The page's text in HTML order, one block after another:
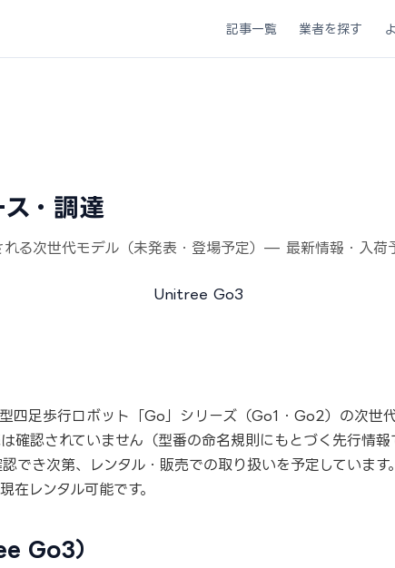
記事一覧 業者を探す
・調達
る次世代モデル（未発表・登場予定）— 最新情報・入荷
足歩行ロボット「Go」シリーズ（Go1・Go2）の次世
確認されていません（型番の命名規則にもとづく先行情
でき次第、レンタル・販売での取り扱いを予定していま
レンタル可能です。
Go3）